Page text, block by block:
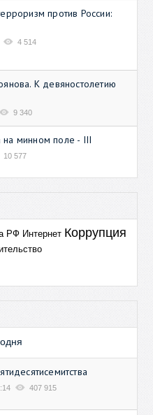
против России:
4 514
К девяностолетию
9 340
на минном поле - III
10 577
РФ Интернет Коррупция
407 915